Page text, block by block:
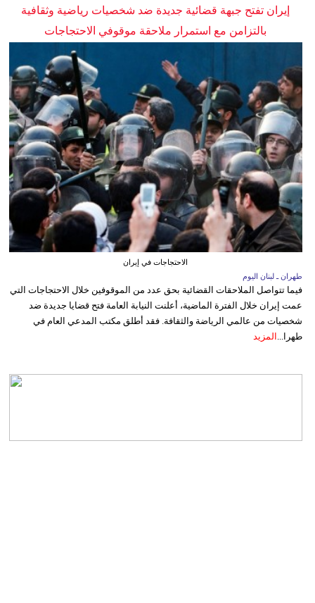
إيران تفتح جبهة قضائية جديدة ضد شخصيات رياضية وثقافية
بالتزامن مع استمرار ملاحقة موقوفي الاحتجاجات
الاحتجاجات في إيران
طهران ـ لبنان اليوم
فيما تتواصل الملاحقات القضائية بحق عدد من الموقوفين خلال الاحتجاجات التي
عمت إيران خلال الفترة الماضية، أعلنت النيابة العامة فتح قضايا جديدة ضد
شخصيات من عالمي الرياضة والثقافة. فقد أطلق مكتب المدعي العام في
طهرا... المزيد